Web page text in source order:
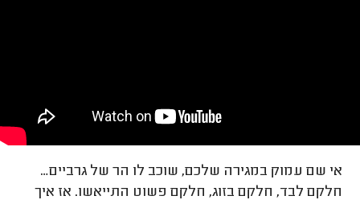
אי שם עמוק במגירה שלכם, שוכב לו הר של גרביים…
חלקם לבד, חלקם בזוג, חלקם פשוט התייאשו. אז איך